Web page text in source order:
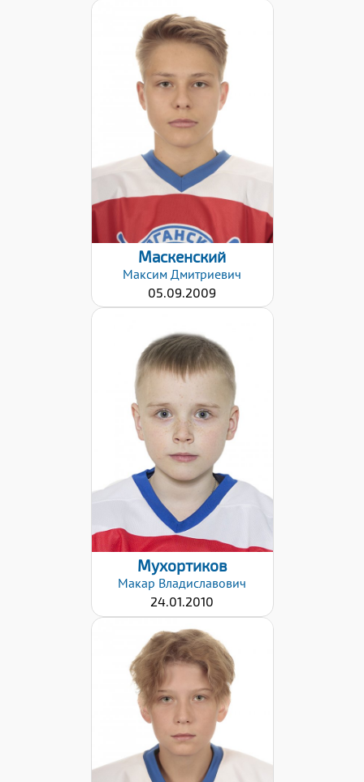
Хват клюшки:
Левый
Дата заявки:
09.12.2021
Маскенский
Максим Дмитриевич
05.09.2009
Хват клюшки:
Правый
Дата заявки:
09.12.2021
Мухортиков
Макар Владиславович
24.01.2010
Хват клюшки:
Левый
Дата заявки:
09.12.2021